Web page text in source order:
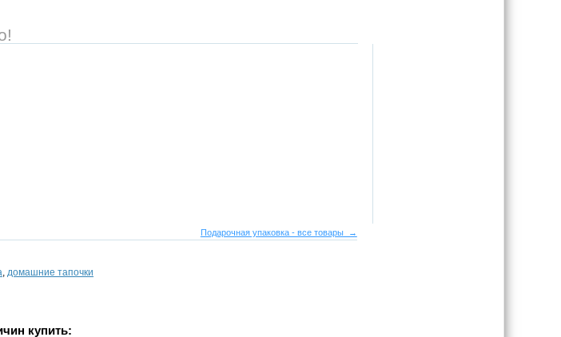
Подарочная упаковка - все товары →
, домашние тапочки
купить: